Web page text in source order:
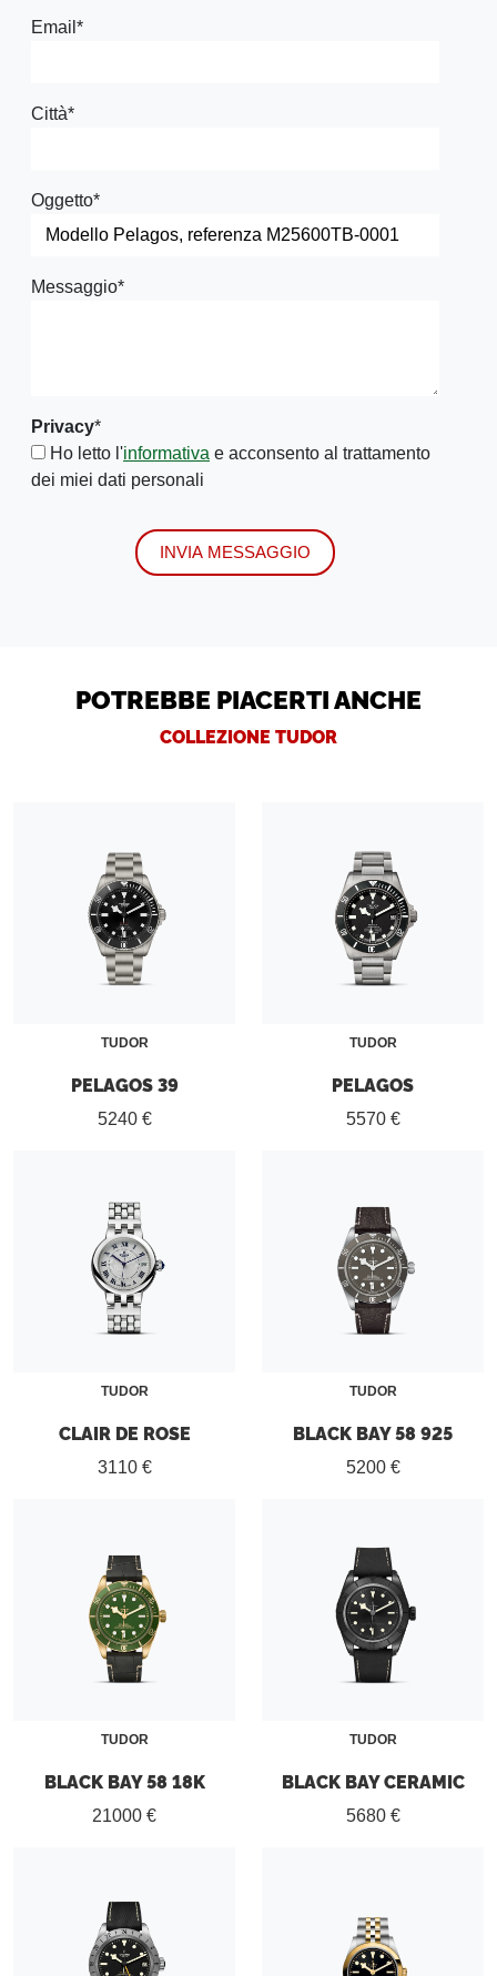
Email *
Città*
Oggetto*
Messaggio*
Privacy*
Ho letto l'informativa e acconsento al trattamento
dei miei dati personali
INVIA MESSAGGIO
POTREBBE PIACERTI ANCHE
COLLEZIONE TUDOR
TUDOR
PELAGOS 39
5240 €
TUDOR
PELAGOS
5570 €
TUDOR
CLAIR DE ROSE
3110 €
TUDOR
BLACK BAY 58 925
5200 €
TUDOR
BLACK BAY 58 18K
21000 €
TUDOR
BLACK BAY CERAMIC
5680 €